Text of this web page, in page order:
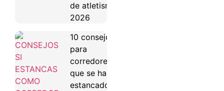
de atletismo
2026
10 consejos
para
corredores
que se han
estancado